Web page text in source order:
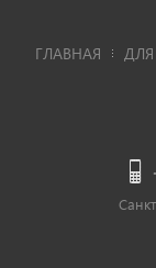
ГЛАВНАЯ